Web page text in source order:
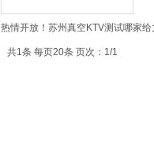
热情开放！苏州真空KTV测试哪家
共1条 每页20条 页次：1/1